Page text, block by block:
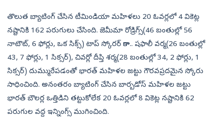
తొలుత బ్యాటింగ్‌ చేసిన టీమిండియా మహిళలు 20 ఓవర్లలో 4 వికెట్ల
నష్టానికి 162 పరుగులు చేసింది. జెమీమా రోడ్రిగ్స్‌(46 బంతుల్లో 56
నాటౌట్‌, 6 ఫోర్లు, ఒక సిక్స్‌) టాప్‌ స్కోరర్‌ కాగా.. షఫాలీ వర్మ(26 బంతుల్లో
43, 7 ఫోర్లు, 1 సిక్సర్‌), చివర్లో దీప్తి శర్మ(28 బంతుల్లో 34, 2 ఫోర్లు, 1
సిక్సర్‌) దుమ్మురేపడంతో భారత్‌ మహిళల జట్టు గౌరవప్రదమైన స్కోరు
సాధించింది. అనంతరం బ్యాటింగ్‌ చేసిన బార్బడోస్‌ మహిళల జట్టు
భారత్‌ బౌలర్ల ఒత్తిడిని తట్టుకోలేక 20 ఓవర్లలో 8 వికెట్ల నష్టానికి 62
పరుగుల వద్ద ఇన్నింగ్స్‌ ముగించింది.